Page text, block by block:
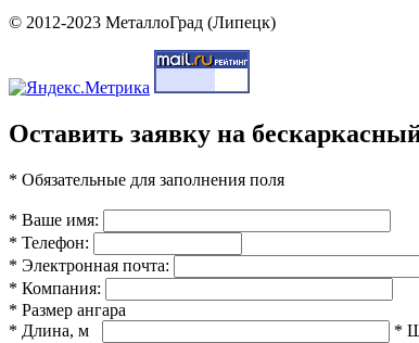
© 2012-2023 МеталлоГрад (Липецк)
Оставить заявку на
* Обязательные для заполнения поля
* Ваше имя:
* Телефон:
* Электронная почта:
* Компания:
* Размер ангара
* Длина, м
*